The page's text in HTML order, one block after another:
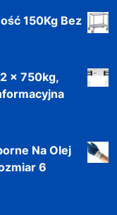
150Kg Bez
x 750kg,
Na Olej
6